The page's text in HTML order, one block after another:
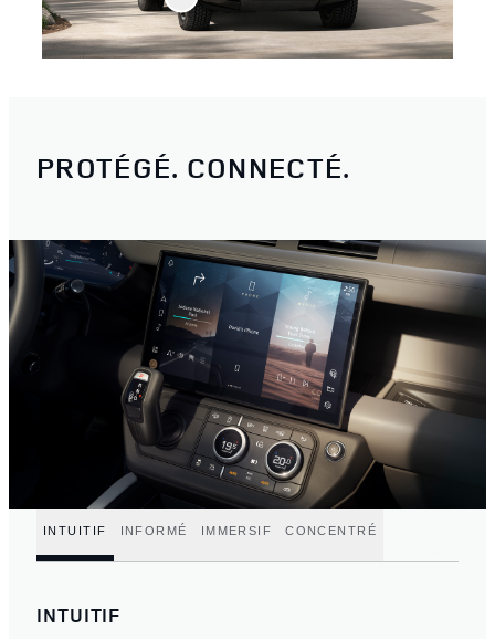
PROTÉGÉ. CONNECTÉ.
INTUITIF INFORMÉ IMMERSIF CONCENTRÉ
INTUITIF